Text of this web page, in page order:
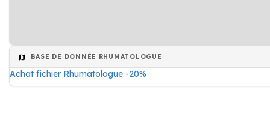
BASE DE DONNÉE RHUMATOLOGUE
Achat fichier Rhumatologue -20%